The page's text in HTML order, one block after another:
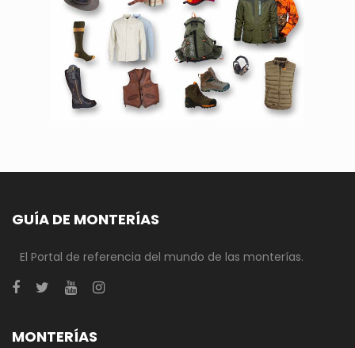
GUÍA DE MONTERÍAS
El Portal de referencia del mundo de las monterías.
MONTERÍAS